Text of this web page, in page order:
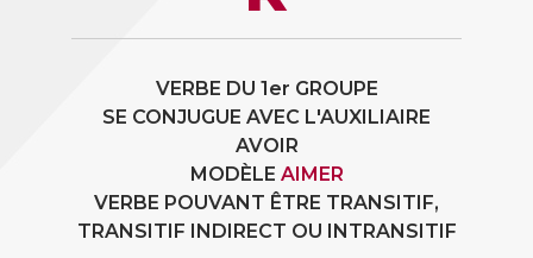
VERBE DU 1er GROUPE
SE CONJUGUE AVEC L'AUXILIAIRE
AVOIR
MODÈLE AIMER
VERBE POUVANT ÊTRE TRANSITIF,
TRANSITIF INDIRECT OU INTRANSITIF